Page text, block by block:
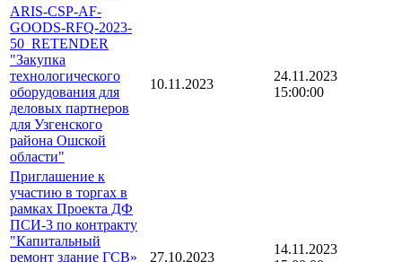
ARIS-CSP-AF-
GOODS-RFQ-2023-
50_RETENDER
"Закупка
технологического
оборудования для
деловых партнеров
для Узгенского
района Ошской
области"
10.11.2023
24.11.2023
15:00:00
Приглашение к
участию в торгах в
рамках Проекта ДФ
ПСИ-3 по контракту
"Капитальный
ремонт здание ГСВ»
27.10.2023
14.11.2023